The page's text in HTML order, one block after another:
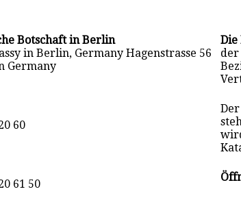
Botschaft in Berlin
in Berlin, Germany Hagenstrasse 56
Germany
60
61 50
der